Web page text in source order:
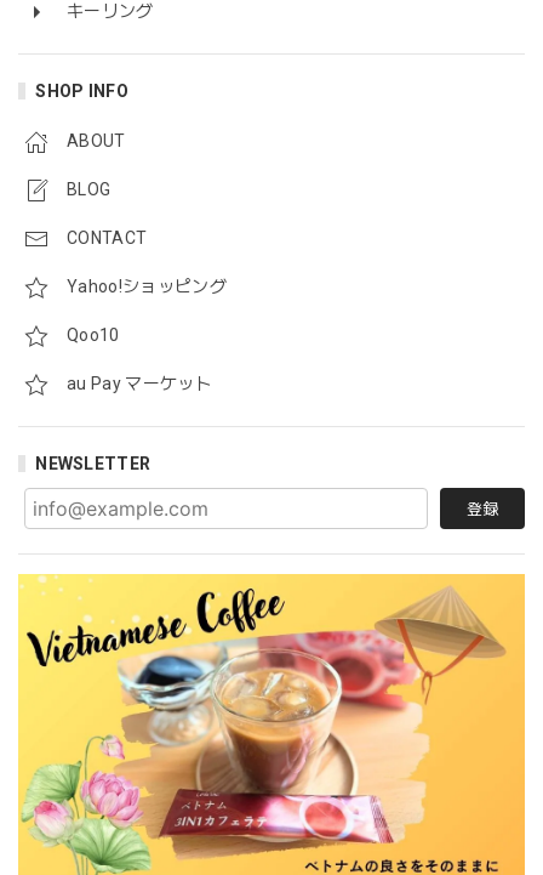
キーリング
SHOP INFO
ABOUT
BLOG
CONTACT
Yahoo!ショッピング
Qoo10
au Pay マーケット
NEWSLETTER
登録